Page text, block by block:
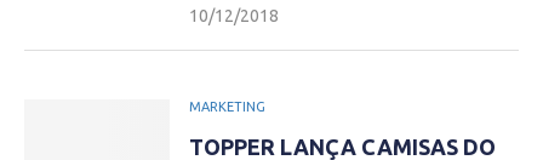
10/12/2018
MARKETING
TOPPER LANÇA CAMISAS DO